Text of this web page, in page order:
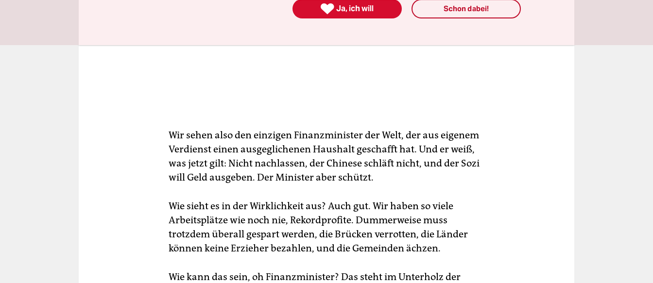
Wir sehen also den einzigen Finanzminister der Welt, der aus eigenem
Verdienst einen ausgeglichenen Haushalt geschafft hat. Und er weiß,
was jetzt gilt: Nicht nachlassen, der Chinese schläft nicht, und der Sozi
will Geld ausgeben. Der Minister aber schützt.
Wie sieht es in der Wirklichkeit aus? Auch gut. Wir haben so viele
Arbeitsplätze wie noch nie, Rekordprofite. Dummerweise muss
trotzdem überall gespart werden, die Brücken verrotten, die Länder
können keine Erzieher bezahlen, und die Gemeinden ächzen.
Wie kann das sein, oh Finanzminister? Das steht im Unterholz der
 Ja, ich will Schon dabei!